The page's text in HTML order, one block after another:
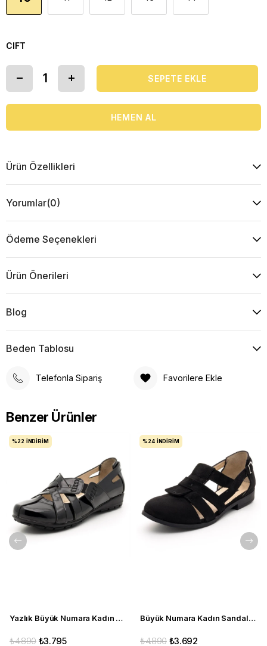
CIFT
Ürün Özellikleri
Yorumlar(0)
Ödeme Seçenekleri
Ürün Önerileri
Blog
Beden Tablosu
Telefonla Sipariş Favorilere Ekle
Benzer Ürünler
Yazlık Büyük Numara Kadın Babet C1347 siyah
₺3.795
₺4.890
%22 İNDIRIM
Büyük Numara Kadın Sandalet Babet Ayakkabı 6259 siyah
₺3.692
₺4.890
%24 İNDIRIM